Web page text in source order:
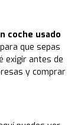
coche usado
para que sepas
exigir antes de
y comprar